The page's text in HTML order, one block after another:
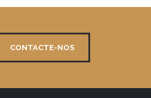
CONTACTE-NOS